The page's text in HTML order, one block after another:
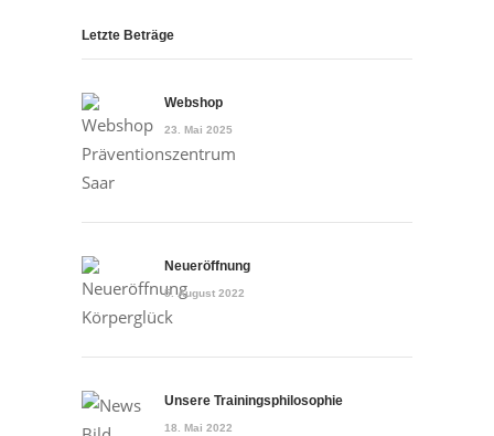
Letzte Beträge
Webshop
23. Mai 2025
Neueröffnung
5. August 2022
Unsere Trainingsphilosophie
18. Mai 2022